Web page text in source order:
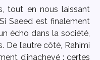
tout en nous laissant
Saeed est finalement
écho dans la société,
l’autre côté, Rahimi
d’inachevé : certes